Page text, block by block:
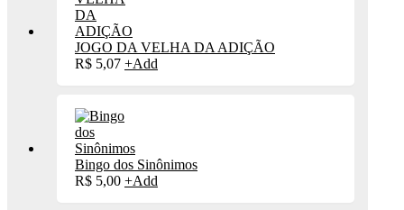
JOGO DA VELHA DA ADIÇÃO
R$ 5,07 +Add
Bingo dos Sinônimos
R$ 5,00 +Add